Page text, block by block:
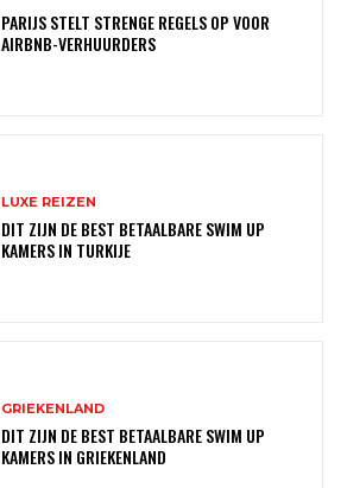
PARIJS STELT STRENGE REGELS OP VOOR
AIRBNB-VERHUURDERS
LUXE REIZEN
DIT ZIJN DE BEST BETAALBARE SWIM UP
KAMERS IN TURKIJE
GRIEKENLAND
DIT ZIJN DE BEST BETAALBARE SWIM UP
KAMERS IN GRIEKENLAND